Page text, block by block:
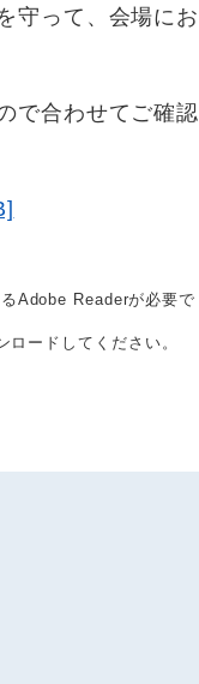
守って、会場にお
で合わせてご確認
Adobe Readerが必要で
ードしてください。